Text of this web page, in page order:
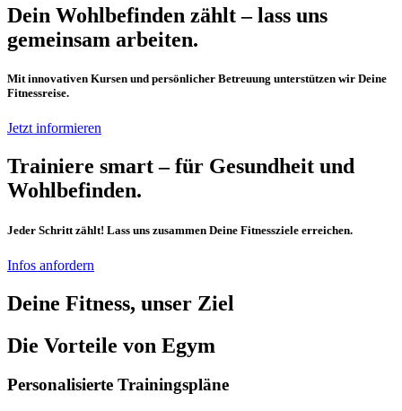
Dein Wohlbefinden zählt – lass uns
gemeinsam arbeiten.
Mit innovativen Kursen und persönlicher Betreuung unterstützen wir Deine
Fitnessreise.
Jetzt informieren
Trainiere smart – für Gesundheit und
Wohlbefinden.
Jeder Schritt zählt! Lass uns zusammen Deine Fitnessziele erreichen.
Infos anfordern
Deine Fitness, unser Ziel
Die Vorteile von Egym
Personalisierte Trainingspläne